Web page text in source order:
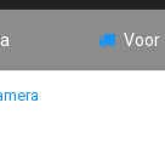
Voor